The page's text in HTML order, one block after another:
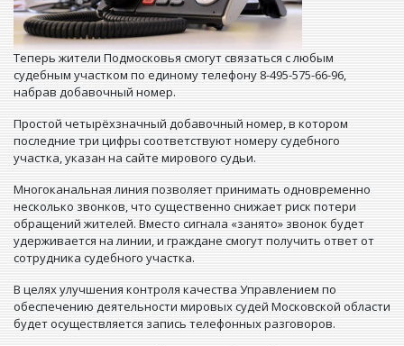
Теперь жители Подмосковья смогут связаться с любым
судебным участком по единому телефону 8-495-575-66-96,
набрав добавочный номер.
Простой четырёхзначный добавочный номер, в котором
последние три цифры соответствуют номеру судебного
участка, указан на сайте мирового судьи.
Многоканальная линия позволяет принимать одновременно
несколько звонков, что существенно снижает риск потери
обращений жителей. Вместо сигнала «занято» звонок будет
удерживается на линии, и граждане смогут получить ответ от
сотрудника судебного участка.
В целях улучшения контроля качества Управлением по
обеспечению деятельности мировых судей Московской области
будет осуществляется запись телефонных разговоров.